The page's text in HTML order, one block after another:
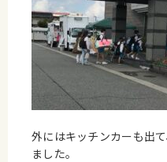
外にはキッチンカーも出
ました。